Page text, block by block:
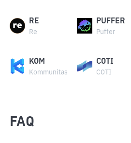
RE
Re
PUFFER
Puffer
KOM
Kommunitas
COTI
COTI
FAQ